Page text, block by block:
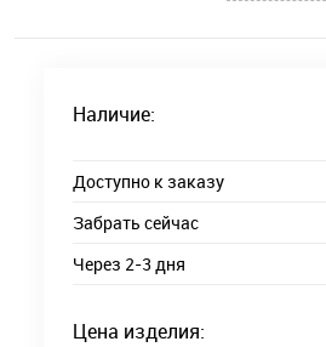
Наличие:
Доступно к заказу
Забрать сейчас
Через 2-3 дня
Цена изделия: